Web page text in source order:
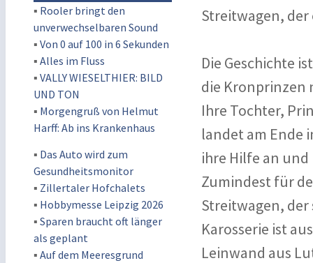
▪ Rooler bringt den
unverwechselbaren Sound
▪ Von 0 auf 100 in 6 Sekunden
▪ Alles im Fluss
▪ VALLY WIESELTHIER: BILD
UND TON
▪ Morgengruß von Helmut
Harff: Ab ins Krankenhaus
▪ Das Auto wird zum
Gesundheitsmonitor
▪ Zillertaler Hofchalets
▪ Hobbymesse Leipzig 2026
▪ Sparen braucht oft länger
als geplant
▪ Auf dem Meeresgrund
Streitwagen,
Die Geschichte
die Kronprinzen
Ihre Tochter,
landet am Ende
ihre Hilfe an und
Zumindest für
Streitwagen, der
Karosserie ist
Leinwand aus